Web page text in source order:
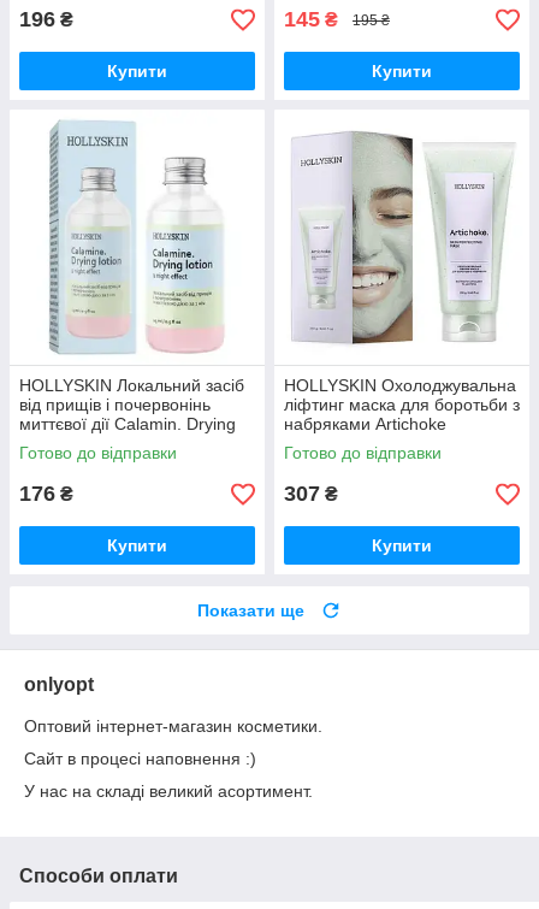
196 ₴
Купити
145 ₴ 195 ₴
Купити
HOLLYSKIN Локальний засіб
від прищів і почервонінь
миттєвої дії Calamin. Drying
Lotion
Готово до відправки
176 ₴
Купити
HOLLYSKIN Охолоджувальна
ліфтинг маска для боротьби з
набряками Artichoke
Готово до відправки
307 ₴
Купити
Показати ще
onlyopt
Оптовий інтернет-магазин косметики.
Сайт в процесі наповнення :)
У нас на складі великий асортимент.
Способи оплати